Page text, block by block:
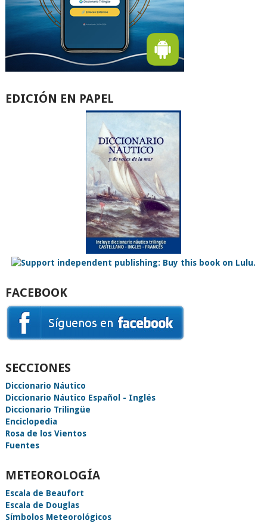
EDICIÓN EN PAPEL
FACEBOOK
SECCIONES
Diccionario Náutico
Diccionario Náutico Español - Inglés
Diccionario Trilingüe
Enciclopedia
Rosa de los Vientos
Fuentes
METEOROLOGÍA
Escala de Beaufort
Escala de Douglas
Símbolos Meteorológicos